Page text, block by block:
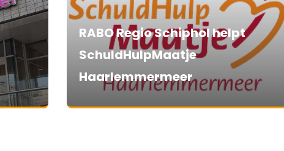
RABO Regio Schiphol helpt
SchuldHulpMaatje
Haarlemmermeer